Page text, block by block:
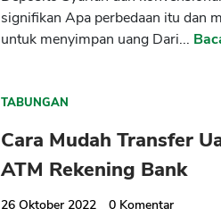
signifikan Apa perbedaan itu dan
untuk menyimpan uang Dari...
TABUNGAN
Cara Mudah Transfer
ATM Rekening Bank
26 Oktober 2022 0 Komentar